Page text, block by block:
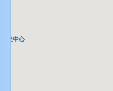
坐中心
坐中心